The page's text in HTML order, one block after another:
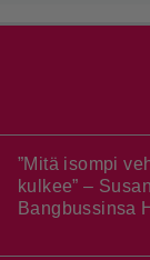
”Mitä isompi
kulkee” –
Bangbussinsa